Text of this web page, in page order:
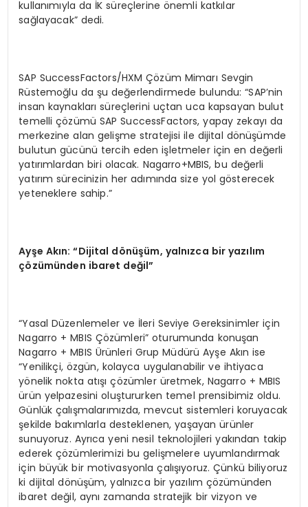
kullanımıyla da İK süreçlerine önemli katkılar
sağlayacak” dedi.
SAP SuccessFactors/HXM Çözüm Mimarı Sevgin
Rüstemoğlu da şu değerlendirmede bulundu: “SAP’nin
insan kaynakları süreçlerini uçtan uca kapsayan bulut
temelli çözümü SAP SuccessFactors, yapay zekayı da
merkezine alan gelişme stratejisi ile dijital dönüşümde
bulutun gücünü tercih eden işletmeler için en değerli
yatırımlardan biri olacak. Nagarro+MBIS, bu değerli
yatırım sürecinizin her adımında size yol gösterecek
yeteneklere sahip.”
Ayşe Akın: “Dijital dönüşüm, yalnızca bir yazılım
çözümünden ibaret değil”
“Yasal Düzenlemeler ve İleri Seviye Gereksinimler için
Nagarro + MBIS Çözümleri” oturumunda konuşan
Nagarro + MBIS Ürünleri Grup Müdürü Ayşe Akın ise
“Yenilikçi, özgün, kolayca uygulanabilir ve ihtiyaca
yönelik nokta atışı çözümler üretmek, Nagarro + MBIS
ürün yelpazesini oluştururken temel prensibimiz oldu.
Günlük çalışmalarımızda, mevcut sistemleri koruyacak
şekilde bakımlarla desteklenen, yaşayan ürünler
sunuyoruz. Ayrıca yeni nesil teknolojileri yakından takip
ederek çözümlerimizi bu gelişmelere uyumlandırmak
için büyük bir motivasyonla çalışıyoruz. Çünkü biliyoruz
ki dijital dönüşüm, yalnızca bir yazılım çözümünden
ibaret değil, aynı zamanda stratejik bir vizyon ve